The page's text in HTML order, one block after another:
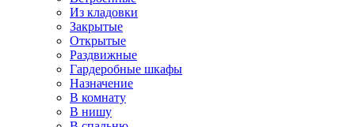
Из кладовки
Закрытые
Открытые
Раздвижные
Гардеробные шкафы
Назначение
В комнату
В нишу